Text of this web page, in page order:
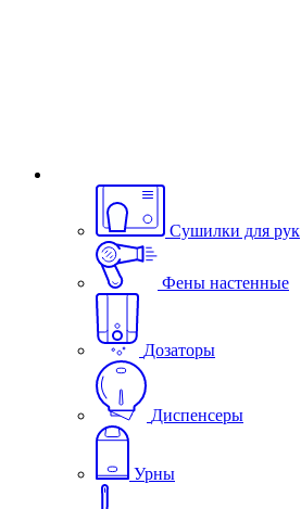
Сушилки для рук
Фены настенные
Дозаторы
Диспенсеры
Урны